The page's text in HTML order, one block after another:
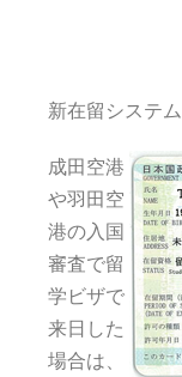
新在留システム
成田空港
や羽田空
港の入国
審査で留
学ビザで
来日した
場合は、